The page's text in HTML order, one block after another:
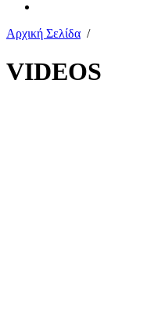
Αρχική Σελίδα /
VIDEOS